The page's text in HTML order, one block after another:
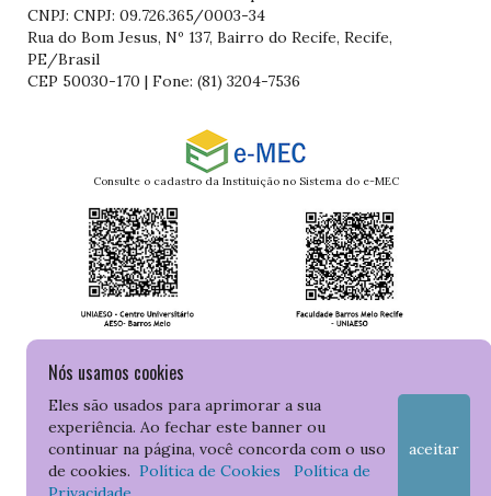
Nós usamos cookies
Eles são usados para aprimorar a sua
experiência. Ao fechar este banner ou
continuar na página, você concorda com o uso
de cookies. Política de Cookies
Política de
aceitar
CNPJ: CNPJ: 09.726.365/0003-34
Rua do Bom Jesus, Nº 137, Bairro do Recife, Recife,
PE/Brasil
CEP 50030-170 | Fone: (81) 3204-7536
Consulte o cadastro da Instituição no Sistema do e-MEC